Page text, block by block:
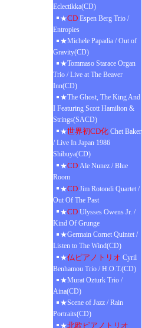
Eclectikka(CD)
★CD Espen Berg Trio /
Entropies
★Michele Papadia / Out of
Gravity(CD)
★Tommaso Starace Organ
Trio / Live at The Beaver
Inn(CD)
★The Ghost, The King And
I Featuring Scott Hamilton &
Strings(SACD)
★世界初CD化 Chet Baker
/ Live In Japan 1986
Shibuya(CD)
★CD Ale Nunez / Blue
Room
★CD Jim Rotondi Quartet /
Out Of The Past
★CD Ulysses Owens Jr. /
Kind Of Grunge
★Germain Cornet Quintet /
Listen to The Wind(CD)
★仏ピアノトリオ Cyril
Benhamou Trio / H.O.T.(CD)
★Murat Ozturk Trio /
Aina(CD)
★Scene of Jazz / Rain
Portraits(CD)
★北欧ピアノトリオ